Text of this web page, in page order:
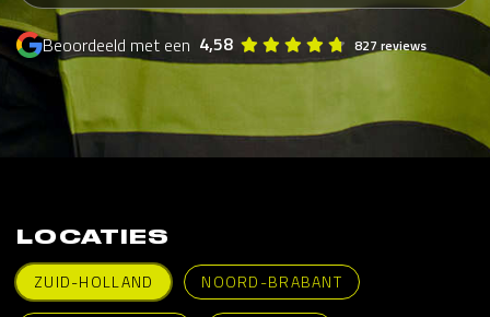
Beoordeeld met een 4,58 827 reviews
LOCATIES
ZUID-HOLLAND
NOORD-BRABANT